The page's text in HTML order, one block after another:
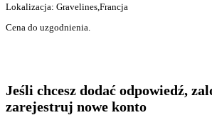
Lokalizacja: Gravelines,Francja
Cena do uzgodnienia.
Jeśli chcesz dodać odpowiedź,
zarejestruj nowe konto